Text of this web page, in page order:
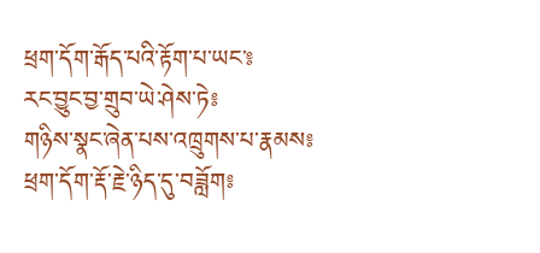
ཕྲག་དོག་རྒོད་པའི་རྟོག་པ་ཡང་༔
རང་བྱུང་བྱ་གྲུབ་ཡེ་ཤེས་ཏེ༔
གཉིས་སྣང་ཞེན་པས་འཁྲུགས་པ་རྣམས༔
ཕྲག་དོག་རྡོ་རྗེ་ཉིད་དུ་བཟློག༔